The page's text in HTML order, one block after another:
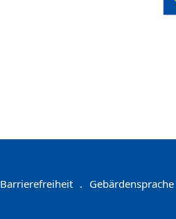
Barrierefreiheit . Gebärdensprache